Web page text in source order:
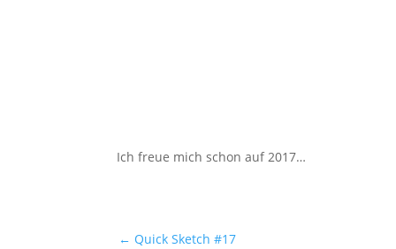
Ich freue mich schon auf 2017…
← Quick Sketch #17